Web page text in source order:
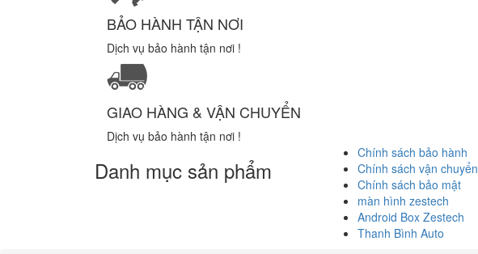
BẢO HÀNH TẬN NƠI
Dịch vụ bảo hành tận nơi !
GIAO HÀNG & VẬN CHUYỂN
Dịch vụ bảo hành tận nơi !
Danh mục sản phẩm
Chính sách bảo hành
Chính sách vận chuyển
Chính sách bảo mật
màn hình zestech
Android Box Zestech
Thanh Bình Auto